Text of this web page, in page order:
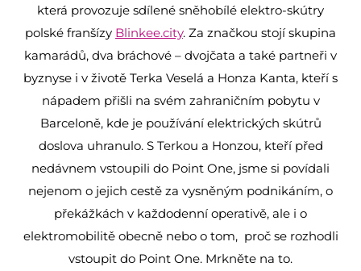
která provozuje sdílené sněhobílé elektro-skútry
polské franšízy Blinkee.city. Za značkou stojí skupina
kamarádů, dva bráchové – dvojčata a také partneři v
byznyse i v životě Terka Veselá a Honza Kanta, kteří s
nápadem přišli na svém zahraničním pobytu v
Barceloně, kde je používání elektrických skútrů
doslova uhranulo. S Terkou a Honzou, kteří před
nedávnem vstoupili do Point One, jsme si povídali
nejenom o jejich cestě za vysněným podnikáním, o
překážkách v každodenní operativě, ale i o
elektromobilitě obecně nebo o tom, proč se rozhodli
vstoupit do Point One. Mrkněte na to.